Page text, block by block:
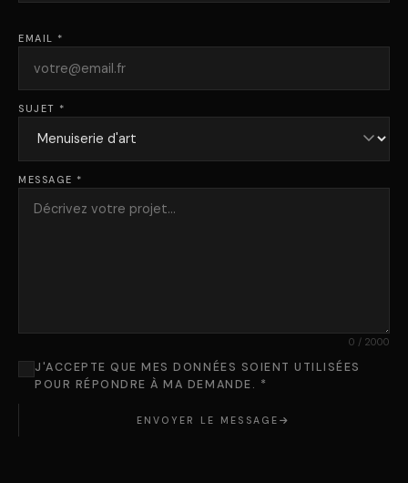
EMAIL *
SUJET *
MESSAGE *
0 / 2000
J'ACCEPTE QUE MES DONNÉES SOIENT UTILISÉES
POUR RÉPONDRE À MA DEMANDE. *
ENVOYER LE MESSAGE